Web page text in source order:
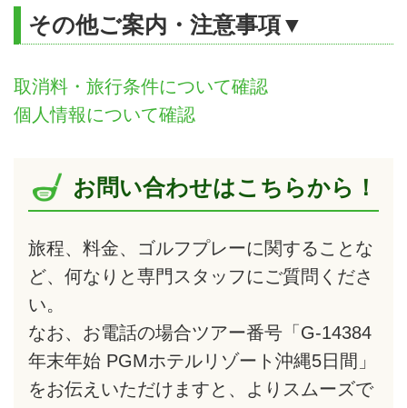
その他ご案内・注意事項▼
取消料・旅行条件について確認
個人情報について確認
お問い合わせはこちらから！
旅程、料金、ゴルフプレーに関することな
ど、何なりと専門スタッフにご質問くださ
い。
なお、お電話の場合ツアー番号「G-14384
年末年始 PGMホテルリゾート沖縄5日間」
をお伝えいただけますと、よりスムーズで